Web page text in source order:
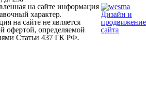
на сайте информация
характер.
на сайте не является
офертой, определяемой
Статьи 437 ГК РФ.
Дизайн и
продвижение
сайта